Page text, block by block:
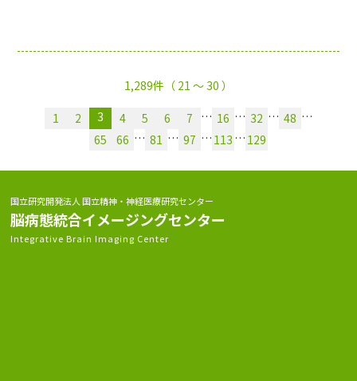
1,289件（ 21 〜 30 ）
1 2 3 4 5 6 7 … 16 … 32 … 48 …
65
66 … 81 … 97 … 113 … 129
国立研究開発法人 国立精神・神経医療研究センター
脳病態統合イメージングセンター
Integrative Brain Imaging Center